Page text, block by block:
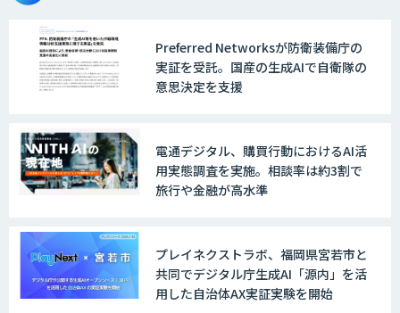
デジフロー
AI/DXソリューションサービス
AI/DXデータ分析サービス
Preferred Networksが防衛装備庁の
実証を受託。国産の生成AIで自衛隊の
意思決定を支援
電通デジタル、購買行動におけるAI活
用実態調査を実施。相談率は約3割で
旅行や金融が高水準
プレイネクストラボ、福岡県宮若市と
共同でデジタル庁生成AI「源内」を活
用した自治体AX実証実験を開始